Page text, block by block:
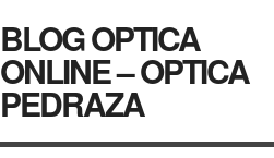
BLOG OPTICA
ONLINE – OPTICA
PEDRAZA